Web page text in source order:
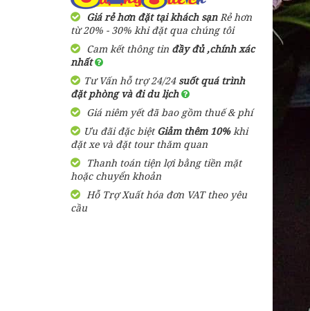
Nẵng
Giá từ:350,000 đ
1 Ngày
Giá rẻ hơn đặt tại khách sạnRẻ hơn
từ 20% - 30% khi đặt qua chúng tôi
Cam kết thông tin đầy đủ ,chính xác
nhất
Tư Vấn hỗ trợ 24/24 suốt quá trình
đặt phòng và đi du lịch
Giá niêm yết đã bao gồm thuế & phí
Ưu đãi đặc biệtGiảm thêm 10%khi
đặt xe và đặt tour thăm quan
Thanh toán tiện lợi bằng tiền mặt
hoặc chuyển khoản
Hỗ Trợ Xuất hóa đơn VAT theo yêu
cầu